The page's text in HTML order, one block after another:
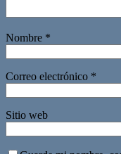
Nombre *
Correo electrónico *
Sitio web